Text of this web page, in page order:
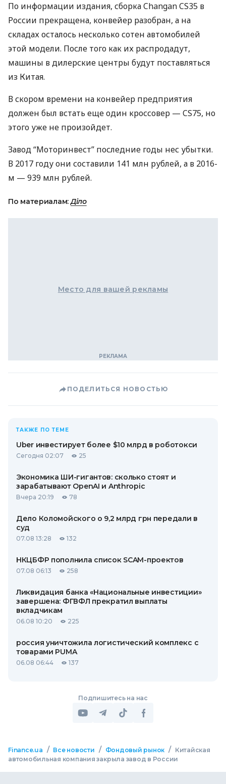
По информации издания, сборка Changan CS35 в
России прекращена, конвейер разобран, а на
складах осталось несколько сотен автомобилей
этой модели. После того как их распродадут,
машины в дилерские центры будут поставляться
из Китая.
В скором времени на конвейер предприятия
должен был встать еще один кроссовер — CS75, но
этого уже не произойдет.
Завод “Моторинвест” последние годы нес убытки.
В 2017 году они составили 141 млн рублей, а в 2016-
м — 939 млн рублей.
По материалам:Діло
Место для вашей рекламы
ПОДЕЛИТЬСЯ НОВОСТЬЮ
ТАКЖЕ ПО ТЕМЕ
Uber инвестирует более $10 млрд в роботокси
Сегодня 02:07 25
Экономика ШИ-гигантов: сколько стоят и
зарабатывают OpenAI и Anthropic
Вчера 20:19 78
Дело Коломойского о 9,2 млрд грн передали в
суд
07.08 13:28 132
НКЦБФР пополнила список SCAM-проектов
07.08 06:13 258
Ликвидация банка «Национальные инвестиции»
завершена: ФГВФЛ прекратил выплаты
вкладчикам
06.08 10:20 225
россия уничтожила логистический комплекс с
товарами PUMA
06.08 06:44 137
Подпишитесь на нас
Finance.ua / Все новости / Фондовый рынок /
Китайская
автомобильная компания закрыла завод в России